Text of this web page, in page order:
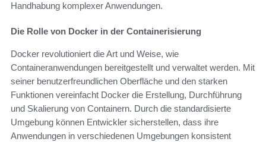
Handhabung komplexer Anwendungen.
Die Rolle von Docker in der Containerisierung
Docker revolutioniert die Art und Weise, wie
Containeranwendungen bereitgestellt und verwaltet werden. Mit
seiner benutzerfreundlichen Oberfläche und den starken
Funktionen vereinfacht Docker die Erstellung, Durchführung
und Skalierung von Containern. Durch die standardisierte
Umgebung können Entwickler sicherstellen, dass ihre
Anwendungen in verschiedenen Umgebungen konsistent